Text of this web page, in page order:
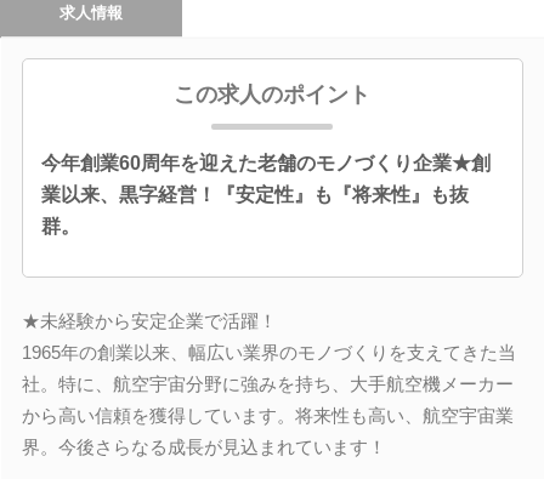
求人情報
この求人のポイント
今年創業60周年を迎えた老舗のモノづくり企業★創
業以来、黒字経営！『安定性』も『将来性』も抜
群。
★未経験から安定企業で活躍！
1965年の創業以来、幅広い業界のモノづくりを支えてきた当
社。特に、航空宇宙分野に強みを持ち、大手航空機メーカー
から高い信頼を獲得しています。将来性も高い、航空宇宙業
界。今後さらなる成長が見込まれています！